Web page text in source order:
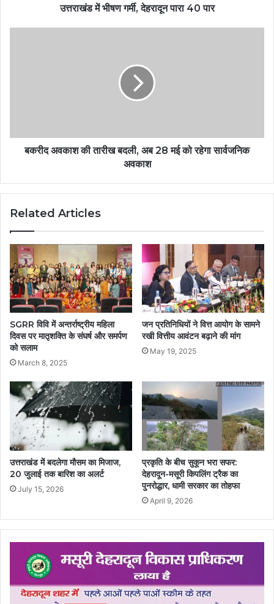
उत्तराखंड में भीषण गर्मी, देहरादून पारा 40 पार
बकरीद अवकाश की तारीख बदली, अब 28 मई को रहेगा सार्वजनिक
अवकाश
Related Articles
SGRR विवि में अन्तर्राष्ट्रीय महिला
दिवस पर मातृशक्ति के संघर्ष और समर्पण
को सलाम
March 8, 2025
जन प्रतिनिधियों ने वित्त आयोग के सामने
रखी वित्तीय आवंटन बढ़ाने की मांग
May 19, 2025
उत्तराखंड में बदलेगा मौसम का मिजाज,
20 जुलाई तक बारिश का अलर्ट
July 15, 2026
प्रकृति के बीच सुकून भरा सफर:
देहरादून-मसूरी किपलिंग ट्रैक का
पुनरोद्धार, धामी सरकार का तोहफा
April 9, 2026